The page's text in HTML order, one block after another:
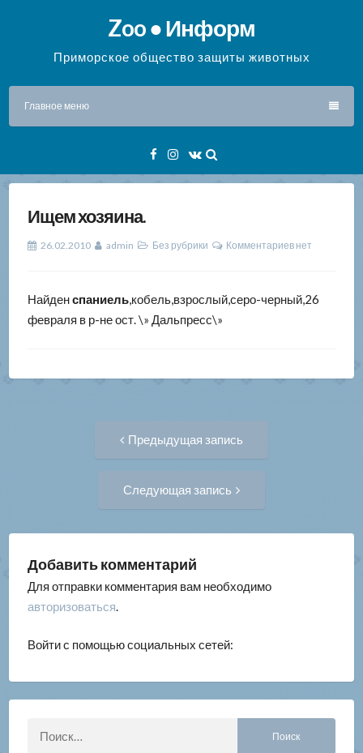
содержимому
Zoo ● Информ
Приморское общество защиты животных
Главное меню
Facebook
Instagram
VK
Ищем хозяина.
26.02.2010 admin Без рубрики Комментариев нет
Найденспаниель,кобель,взрослый,серо-черный,26
февраля в р-не ост. \» Дальпресс\»
Навигация
записям
Предыдущая запись
Следующая запись
Добавить комментарий
Для отправки комментария вам необходимо
авторизоваться.
Войти с помощью социальных сетей: